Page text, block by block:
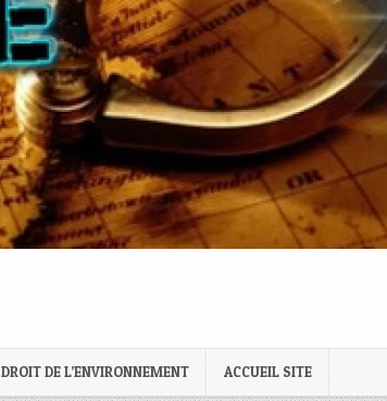
DROIT DE L’ENVIRONNEMENT ACCUEIL SITE